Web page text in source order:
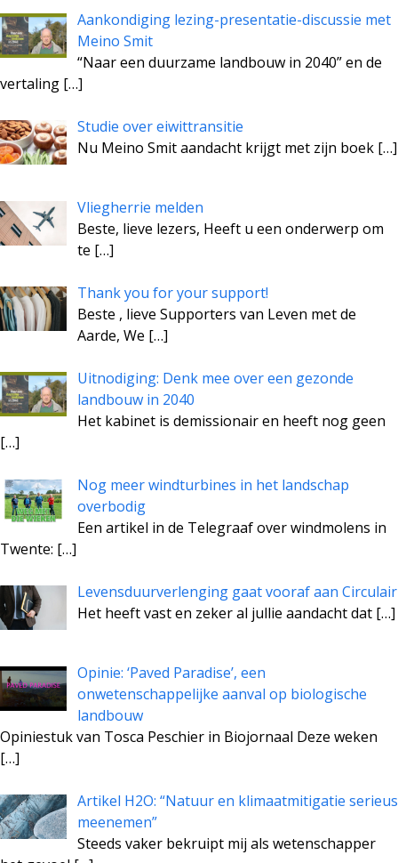
Aankondiging lezing-presentatie-discussie met
Meino Smit
“Naar een duurzame landbouw in 2040” en de
vertaling […]
Studie over eiwittransitie
Nu Meino Smit aandacht krijgt met zijn boek […]
Vliegherrie melden
Beste, lieve lezers, Heeft u een onderwerp om
te […]
Thank you for your support!
Beste , lieve Supporters van Leven met de
Aarde, We […]
Uitnodiging: Denk mee over een gezonde
landbouw in 2040
Het kabinet is demissionair en heeft nog geen
[…]
Nog meer windturbines in het landschap
overbodig
Een artikel in de Telegraaf over windmolens in
Twente: […]
Levensduurverlenging gaat vooraf aan Circulair
Het heeft vast en zeker al jullie aandacht dat […]
Opinie: ‘Paved Paradise’, een
onwetenschappelijke aanval op biologische
landbouw
Opiniestuk van Tosca Peschier in Biojornaal Deze weken
[…]
Artikel H2O: “Natuur en klimaatmitigatie serieus
meenemen”
Steeds vaker bekruipt mij als wetenschapper